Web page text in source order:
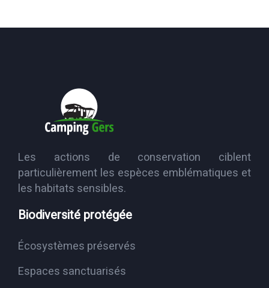
Les actions de conservation ciblent
particulièrement les espèces emblématiques et
les habitats sensibles.
Biodiversité protégée
Écosystèmes préservés
Espaces sanctuarisés